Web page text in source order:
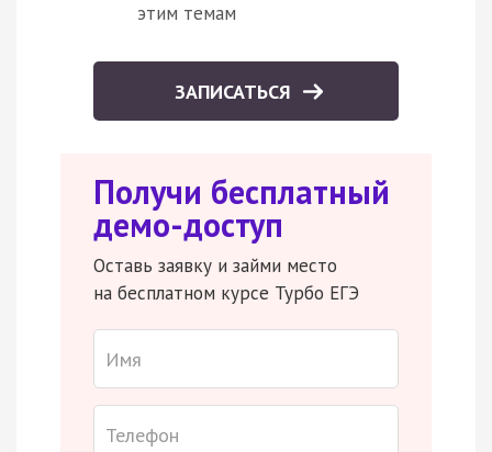
этим темам
ЗАПИСАТЬСЯ
Получи бесплатный
демо-доступ
Оставь заявку и займи место
на бесплатном курсе Турбо ЕГЭ